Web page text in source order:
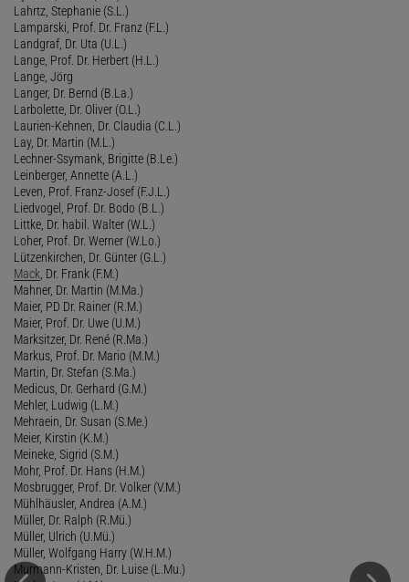
Lahrtz, Stephanie (S.L.)
Lamparski, Prof. Dr. Franz (F.L.)
Landgraf, Dr. Uta (U.L.)
Lange, Prof. Dr. Herbert (H.L.)
Lange, Jörg
Langer, Dr. Bernd (B.La.)
Larbolette, Dr. Oliver (O.L.)
Laurien-Kehnen, Dr. Claudia (C.L.)
Lay, Dr. Martin (M.L.)
Lechner-Ssymank, Brigitte (B.Le.)
Leinberger, Annette (A.L.)
Leven, Prof. Franz-Josef (F.J.L.)
Liedvogel, Prof. Dr. Bodo (B.L.)
Littke, Dr. habil. Walter (W.L.)
Loher, Prof. Dr. Werner (W.Lo.)
Lützenkirchen, Dr. Günter (G.L.)
Mack , Dr. Frank (F.M.)
Mahner, Dr. Martin (M.Ma.)
Maier, PD Dr. Rainer (R.M.)
Maier, Prof. Dr. Uwe (U.M.)
Marksitzer, Dr. René (R.Ma.)
Markus, Prof. Dr. Mario (M.M.)
Martin, Dr. Stefan (S.Ma.)
Medicus, Dr. Gerhard (G.M.)
Mehler, Ludwig (L.M.)
Mehraein, Dr. Susan (S.Me.)
Meier, Kirstin (K.M.)
Meineke, Sigrid (S.M.)
Mohr, Prof. Dr. Hans (H.M.)
Mosbrugger, Prof. Dr. Volker (V.M.)
Mühlhäusler, Andrea (A.M.)
Müller, Dr. Ralph (R.Mü.)
Müller, Ulrich (U.Mü.)
Müller, Wolfgang Harry (W.H.M.)
Murmann-Kristen, Dr. Luise (L.Mu.)